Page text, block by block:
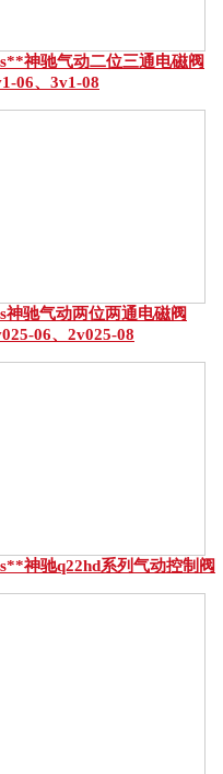
神驰气动二位三通电磁阀
06、3v1-08
神驰气动两位两通电磁阀
06、2v025-08
神驰q22hd系列气动控制阀